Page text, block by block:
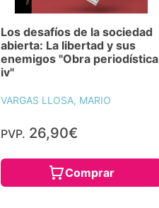
Los desafíos de la sociedad
abierta: La libertad y sus
enemigos "Obra periodística
iv"
VARGAS LLOSA, MARIO
PVP. 26,90€
Comprar